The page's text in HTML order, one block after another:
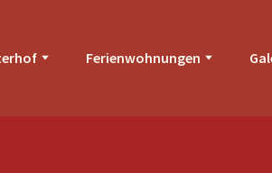
Ferienwohnungen